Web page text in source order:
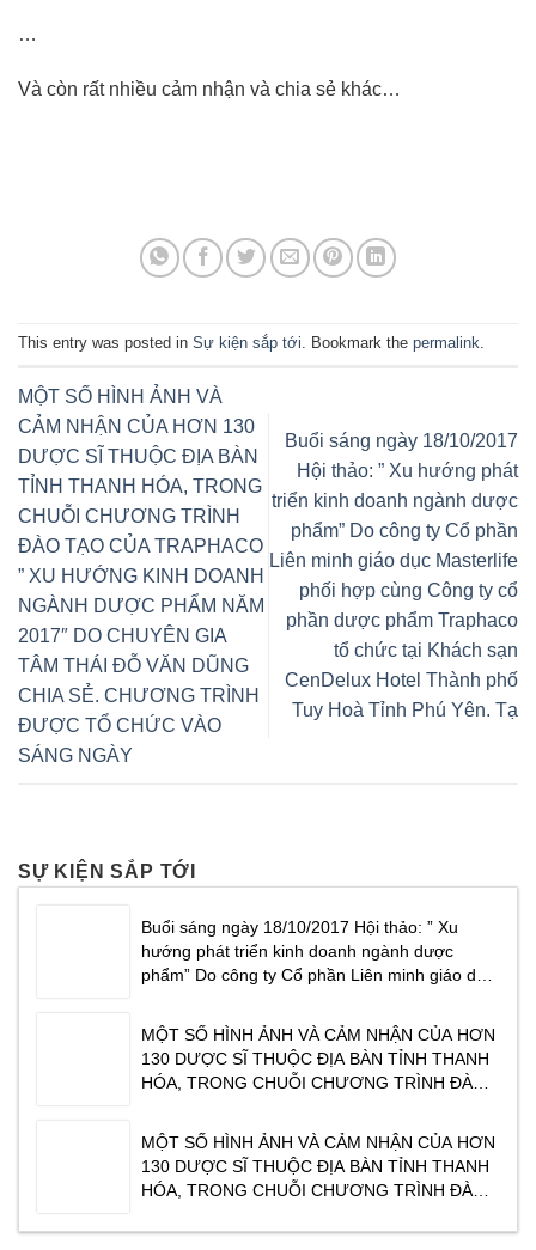
…
Và còn rất nhiều cảm nhận và chia sẻ khác…
This entry was posted in Sự kiện sắp tới . Bookmark the permalink
MỘT SỐ HÌNH ẢNH VÀ
CẢM NHẬN CỦA HƠN 130
DƯỢC SĨ THUỘC ĐỊA BÀN
TỈNH THANH HÓA, TRONG
CHUỖI CHƯƠNG TRÌNH
ĐÀO TẠO CỦA TRAPHACO
” XU HƯỚNG KINH DOANH
NGÀNH DƯỢC PHẨM NĂM
2017″ DO CHUYÊN GIA
TÂM THÁI ĐỖ VĂN DŨNG
CHIA SẺ. CHƯƠNG TRÌNH
ĐƯỢC TỔ CHỨC VÀO
SÁNG NGÀY
Buổi sáng ngày 18/10/2017
Hội thảo: ” Xu hướng phát
triển kinh doanh ngành dược
phẩm” Do công ty Cổ phần
Liên minh giáo dục Masterlife
phối hợp cùng Công ty cổ
phần dược phẩm Traphaco
tổ chức tại Khách sạn
CenDelux Hotel Thành phố
Tuy Hoà Tỉnh Phú Yên. Tạ
SỰ KIỆN SẮP TỚI
Buổi sáng ngày 18/10/2017 Hội thảo: ” Xu
hướng phát triển kinh doanh ngành dược
phẩm” Do công ty Cổ phần Liên minh giáo dục
dược phẩm Traphaco tổ chức tại Khách sạn
CenDelux Hotel Thành phố Tuy Hoà Tỉnh Phú
Yên. Tạ
MỘT SỐ HÌNH ẢNH VÀ CẢM NHẬN CỦA HƠN
130 DƯỢC SĨ THUỘC ĐỊA BÀN TỈNH THANH
HÓA, TRONG CHUỖI CHƯƠNG TRÌNH ĐÀO
DOANH NGÀNH DƯỢC PHẨM NĂM 2017″ DO
CHUYÊN GIA TÂM THÁI ĐỖ VĂN DŨNG CHIA
SẺ. CHƯƠNG TRÌNH ĐƯỢC TỔ CHỨC VÀO
SÁNG NGÀY
MỘT SỐ HÌNH ẢNH VÀ CẢM NHẬN CỦA HƠN
130 DƯỢC SĨ THUỘC ĐỊA BÀN TỈNH THANH
HÓA, TRONG CHUỖI CHƯƠNG TRÌNH ĐÀO
DOANH NGÀNH DƯỢC PHẨM NĂM 2017″ DO